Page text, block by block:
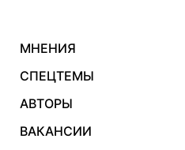
МНЕНИЯ
СПЕЦТЕМЫ
АВТОРЫ
ВАКАНСИИ